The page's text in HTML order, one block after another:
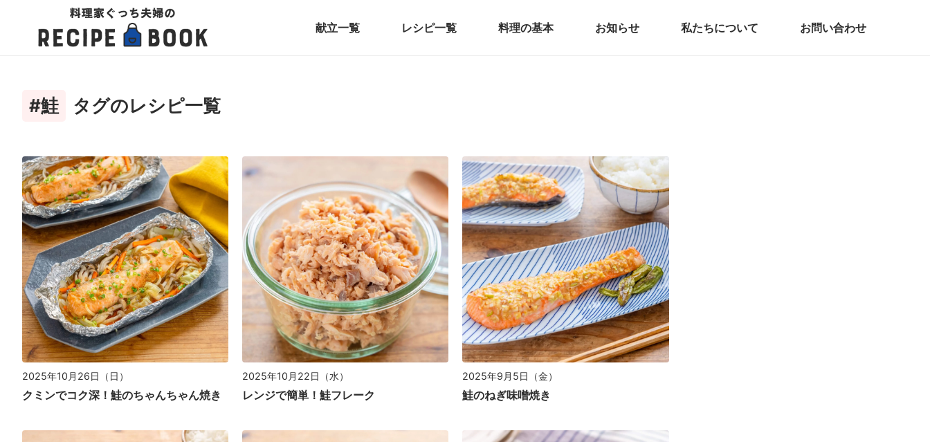
献立一覧 レシピ一覧 料理の基本 お知らせ 私たちについて お問い合わせ
#鮭 タグのレシピ一覧
2025年10月26日（日）
クミンでコク深！鮭のちゃんちゃん焼き
2025年10月22日（水）
レンジで簡単！鮭フレーク
2025年9月5日（金）
鮭のねぎ味噌焼き